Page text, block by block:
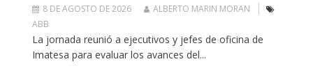
8 DE AGOSTO DE 2026
ALBERTO MARIN MORAN
ABB
La jornada reunió a ejecutivos y jefes de oficina de
Imatesa para evaluar los avances del...